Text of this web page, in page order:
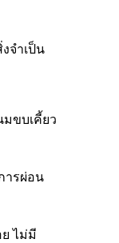
จำเป็น
ขบเคี้ยว
ารผ่อน
ไม่มี